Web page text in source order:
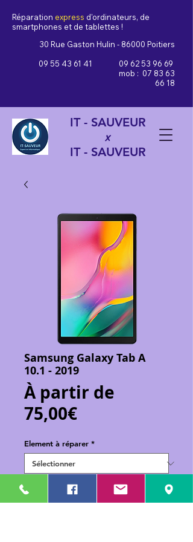
Réparation express d'ordinateurs, de
smartphones et de tablettes !
30 Rue Gaston Hulin - 86000 Poitiers
09 55 43 61 41
09 62 53 96 69
mob : 07 83 63
66 18
IT - SAUVEUR
x
IT - SAUVEUR
Samsung Galaxy Tab A
10.1 - 2019
À partir de
75,00€Prix
Element à réparer *